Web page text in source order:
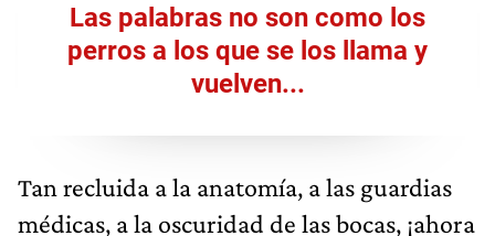
Las palabras no son como los
perros a los que se los llama y
vuelven...
Tan recluida a la anatomía, a las guardias
médicas, a la oscuridad de las bocas, ¡ahora